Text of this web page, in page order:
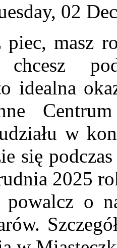
02
piec, masz
idealna
w
się
2025
o